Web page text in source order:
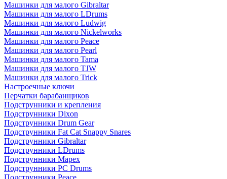
Машинки для малого Gibraltar
Машинки для малого LDrums
Машинки для малого Ludwig
Машинки для малого Nickelworks
Машинки для малого Peace
Машинки для малого Pearl
Машинки для малого Tama
Машинки для малого TJW
Машинки для малого Trick
Настроечные ключи
Перчатки барабанщиков
Подструнники и крепления
Подструнники Dixon
Подструнники Drum Gear
Подструнники Fat Cat Snappy Snares
Подструнники Gibraltar
Подструнники LDrums
Подструнники Mapex
Подструнники PC Drums
Подструнники Peace